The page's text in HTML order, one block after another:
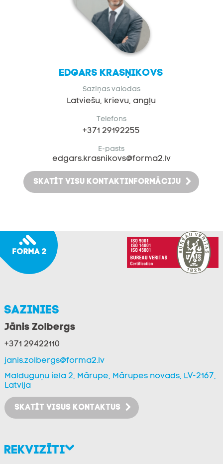
Edgars Krasņikovs
Saziņas valodas
Latviešu, krievu, angļu
Telefons
+371 29192255
E-pasts
edgars.krasnikovs@forma2.lv
SKATĪT VISU KONTAKTINFORMĀCIJU
Sazinies
Jānis Zolbergs
+371 29422110
janis.zolbergs@forma2.lv
Malduguņu iela 2, Mārupe, Mārupes novads, LV-2167,
Latvija
SKATĪT VISUS KONTAKTUS
Rekvizīti